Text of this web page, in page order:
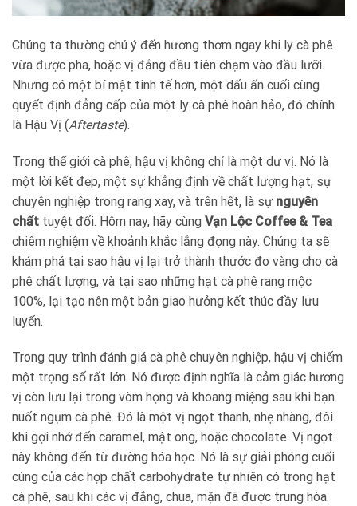
Chúng ta thường chú ý đến hương thơm ngay khi ly cà phê
vừa được pha, hoặc vị đắng đầu tiên chạm vào đầu lưỡi.
Nhưng có một bí mật tinh tế hơn, một dấu ấn cuối cùng
quyết định đẳng cấp của một ly cà phê hoàn hảo, đó chính
là Hậu Vị (Aftertaste).
Trong thế giới cà phê, hậu vị không chỉ là một dư vị. Nó là
một lời kết đẹp, một sự khẳng định về chất lượng hạt, sự
chuyên nghiệp trong rang xay, và trên hết, là sự nguyên
chất tuyệt đối. Hôm nay, hãy cùng Vạn Lộc Coffee & Tea
chiêm nghiệm về khoảnh khắc lắng đọng này. Chúng ta sẽ
khám phá tại sao hậu vị lại trở thành thước đo vàng cho cà
phê chất lượng, và tại sao những hạt cà phê rang mộc
100%, lại tạo nên một bản giao hưởng kết thúc đầy lưu
luyến.
Trong quy trình đánh giá cà phê chuyên nghiệp, hậu vị chiếm
một trọng số rất lớn. Nó được định nghĩa là cảm giác hương
vị còn lưu lại trong vòm họng và khoang miệng sau khi bạn
nuốt ngụm cà phê. Đó là một vị ngọt thanh, nhẹ nhàng, đôi
khi gợi nhớ đến caramel, mật ong, hoặc chocolate. Vị ngọt
này không đến từ đường hóa học. Nó là sự giải phóng cuối
cùng của các hợp chất carbohydrate tự nhiên có trong hạt
cà phê, sau khi các vị đắng, chua, mặn đã được trung hòa.